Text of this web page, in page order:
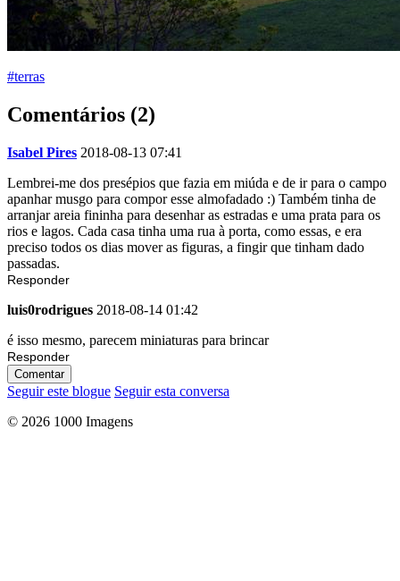
#terras
Comentários (2)
Isabel Pires 2018-08-13 07:41
Lembrei-me dos presépios que fazia em miúda e de ir para o campo
apanhar musgo para compor esse almofadado :) Também tinha de
arranjar areia fininha para desenhar as estradas e uma prata para os
rios e lagos. Cada casa tinha uma rua à porta, como essas, e era
preciso todos os dias mover as figuras, a fingir que tinham dado
passadas.
Responder
luis0rodrigues 2018-08-14 01:42
é isso mesmo, parecem miniaturas para brincar
Responder
Comentar
Seguir este blogue Seguir esta conversa
© 2026 1000 Imagens